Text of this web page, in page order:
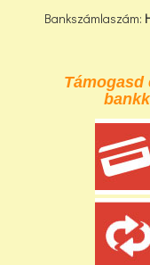
Bankszámlaszám:
Támogasd